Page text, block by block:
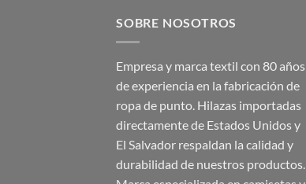
SOBRE NOSOTROS
Empresa y marca textil con 80 años
de experiencia en la fabricación de
ropa de punto. Hilazas importadas
directamente de Estados Unidos y
El Salvador respaldan la calidad y
durabilidad de nuestros productos.